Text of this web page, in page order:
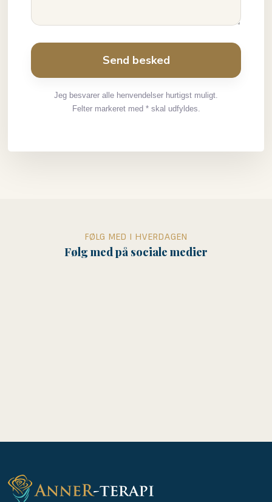
Jeg besvarer alle henvendelser hurtigst muligt.
Felter markeret med * skal udfyldes.
FØLG MED I HVERDAGEN
Følg med på sociale medier